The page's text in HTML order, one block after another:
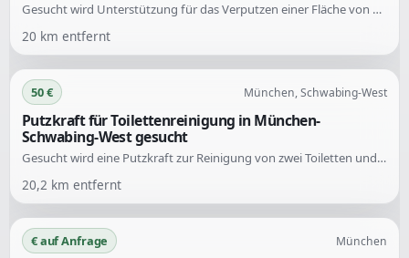
Gesucht wird Unterstützung für das Verputzen einer Fläche von 12x3 Metern. Die Anfrage richtet sich an erfahrene Handwerker im Bereich Verputzen.
20 km entfernt
50 € München, Schwabing-West
Putzkraft für Toilettenreinigung in München-
Schwabing-West gesucht
Gesucht wird eine Putzkraft zur Reinigung von zwei Toiletten und des Fußbodens. Die Arbeiten sollen am Sonntag, den 02.08., zwischen 15 und 17 Uhr stattfinden.
20,2 km entfernt
€ auf Anfrage München